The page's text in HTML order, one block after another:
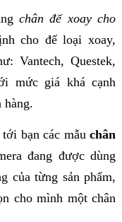
chân đế xoay cho
cho đế loại xoay,
Vantech, Questek,
mức giá khá cạnh
hàng.
tới bạn các mẫuchân
đang được dùng
của từng sản phẩm,
cho mình một chân